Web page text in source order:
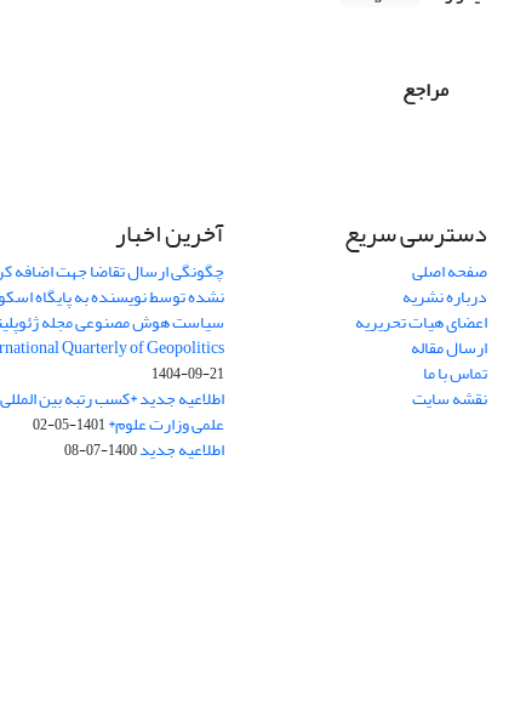
مراجع
دسترسی سریع
صفحه اصلی
درباره نشریه
اعضای هیات تحریریه
ارسال مقاله
تماس با ما
نقشه سایت
آخرین اخبار
چگونگی ارسال تقاضا جهت اضافه
نشده توسط نویسنده به پایگاه
سیاست هوش مصنوعی مجله
Quarterly of Geopolitics
1404-09-21
اطلاعیه جدید *کسب رتبه بین
علمی وزارت علوم*1401-05-02
اطلاعیه جدید1400-07-08